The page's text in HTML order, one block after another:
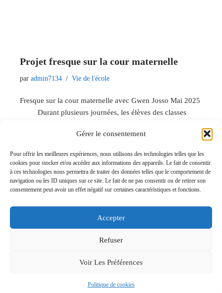
Gérer le consentement
Pour offrir les meilleures expériences, nous utilisons des technologies telles que les
cookies pour stocker et/ou accéder aux informations des appareils. Le fait de consentir
à ces technologies nous permettra de traiter des données telles que le comportement de
navigation ou les ID uniques sur ce site. Le fait de ne pas consentir ou de retirer son
consentement peut avoir un effet négatif sur certaines caractéristiques et fonctions.
Accepter
Refuser
Voir Les Préférences
Politique de cookies
Projet fresque sur la cour maternelle
par admin7134 Vie de l'école
Fresque sur la cour maternelle avec Gwen Josso Mai 2025
Durant plusieurs journées, les élèves des classes
plasticienne Gwen Josso pour la réalisation d’une…
Politique de cookies (UE)
Mentions légales